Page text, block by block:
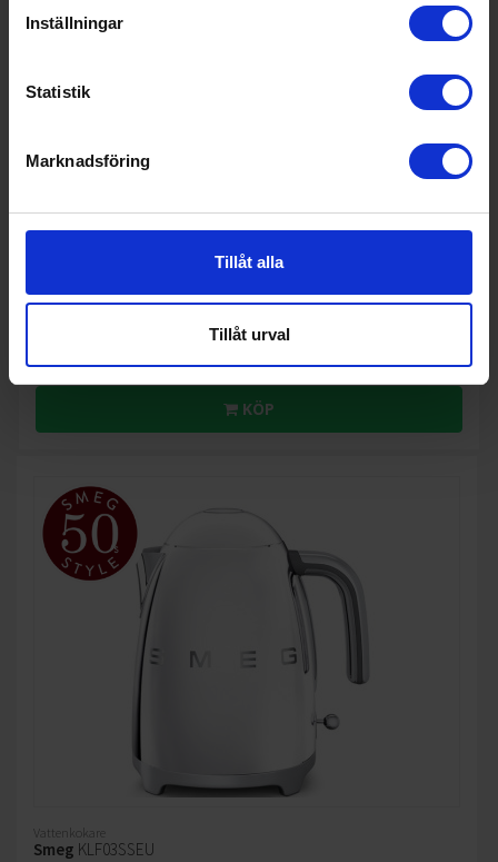
Inställningar
Statistik
Marknadsföring
Tillåt alla
Tillåt urval
SmegTSF01WHEU Retro Brödrost Extra Breda Fack
I lager
KÖP
Vattenkokare
Smeg KLF03SSEU